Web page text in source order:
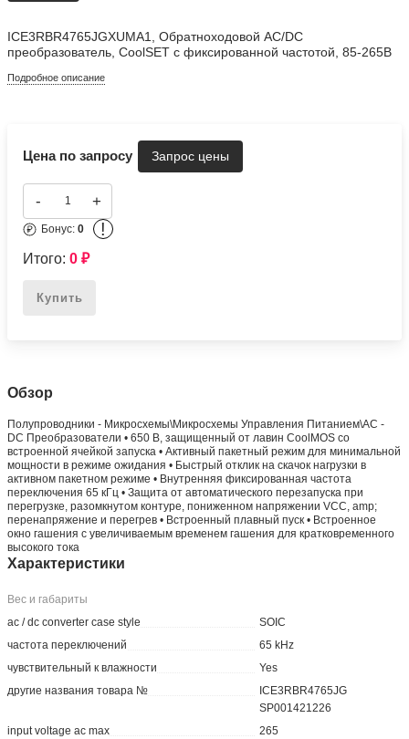
ICE3RBR4765JGXUMA1, Обратноходовой AC/DC
преобразователь, CoolSET с фиксированной частотой, 85-265В
Подробное описание
Цена по запросу
- +
Бонус:0 !
Итого:0₽
Купить
Обзор
Полупроводники - Микросхемы\Микросхемы Управления Питанием\AC -
DC Преобразователи • 650 В, защищенный от лавин CoolMOS со
встроенной ячейкой запуска • Активный пакетный режим для минимальной
мощности в режиме ожидания • Быстрый отклик на скачок нагрузки в
активном пакетном режиме • Внутренняя фиксированная частота
переключения 65 кГц • Защита от автоматического перезапуска при
перегрузке, разомкнутом контуре, пониженном напряжении VCC, amp;
перенапряжение и перегрев • Встроенный плавный пуск • Встроенное
окно гашения с увеличиваемым временем гашения для кратковременного
высокого тока
Характеристики
Вес и габариты
ac / dc converter case style
SOIC
частота переключений
65 kHz
чувствительный к влажности
Yes
другие названия товара №
ICE3RBR4765JG
SP001421226
input voltage ac max
265